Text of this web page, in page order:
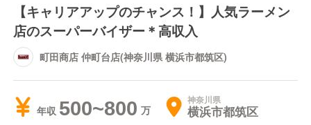
【キャリアアップのチャンス！】人気ラーメン
店のスーパーバイザー＊高収入
町田商店 仲町台店(神奈川県 横浜市都筑区)
年収 500~800 神奈川県
横浜市都筑区